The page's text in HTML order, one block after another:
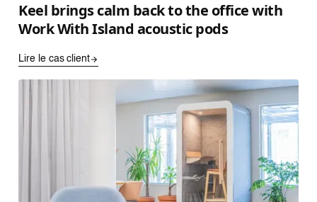
Keel brings calm back to the office with
Work With Island acoustic pods
Lire le cas client